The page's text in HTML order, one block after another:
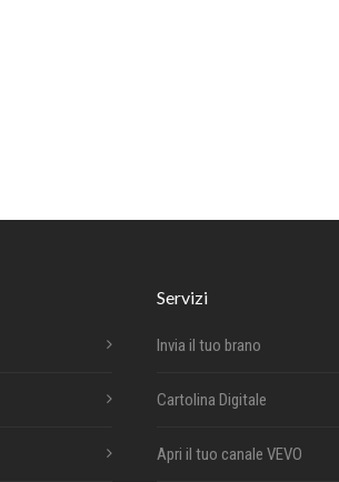
Servizi
Invia il tuo brano
Cartolina Digitale
Apri il tuo canale VEVO